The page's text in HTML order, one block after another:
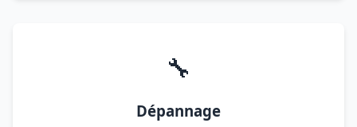
🔧
Dépannage